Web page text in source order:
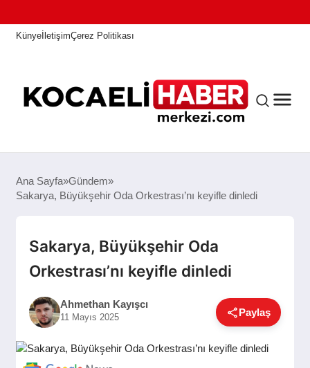
KünyeİletişimÇerez Politikası
ANASAYFA
ASAYIŞ
GÜNDEM
Ana Sayfa Gündem
Sakarya, Büyükşehir Oda Orkestrası’nı keyifle dinledi
Sakarya, Büyükşehir Oda
Orkestrası’nı keyifle dinledi
Ahmethan Kayışcı
11 Mayıs 2025 Paylaş